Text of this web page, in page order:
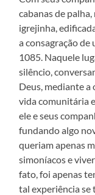
cabanas de
igrejinha,
a consagração de
1085. Naquele
silêncio,
Deus, mediante
vida comunitária
ele e seus
fundando algo
queriam apenas
simoníacos e
fato, foi apenas
tal experiência